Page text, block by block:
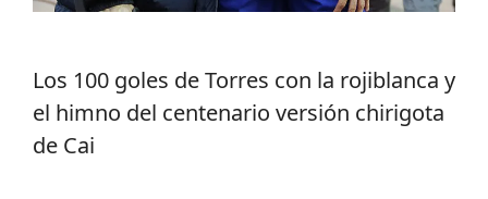
Los 100 goles de Torres con la rojiblanca y
el himno del centenario versión chirigota
de Cai